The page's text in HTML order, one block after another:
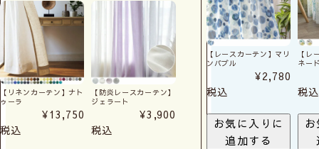
【リネンカーテン】ナト
ゥーラ
¥13,750
税込
【防炎レースカーテン】
ジェラート
¥3,900
税込
【レースカーテン】マリ
ンバブル
¥2,780
税込
お気に入りに
追加する
【レ
ネー
税込